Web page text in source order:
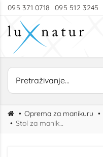
095 371 0718 095 512 3245
Oprema za manikuru
Stol za manikuru Lilya